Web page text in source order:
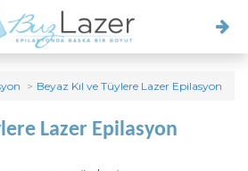
Beyaz Kıl ve Tüylere Lazer Epilasyon
Lazer Epilasyon